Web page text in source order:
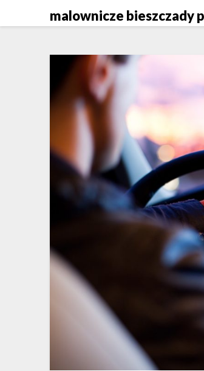
malownicze bieszczady